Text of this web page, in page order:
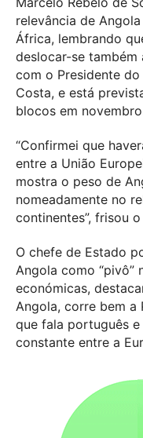
relevância de
África, lembrando
deslocar-se também
com o Presidente
Costa, e está
blocos em
“Confirmei que
entre a União
mostra o peso de
nomeadamente no
continentes”, frisou
O chefe de Estado
Angola como “pivô”
económicas,
Angola, corre bem a
que fala português
constante entre a